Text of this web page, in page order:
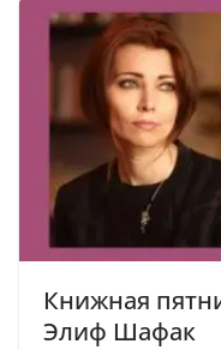
Книжная
Элиф Шафак